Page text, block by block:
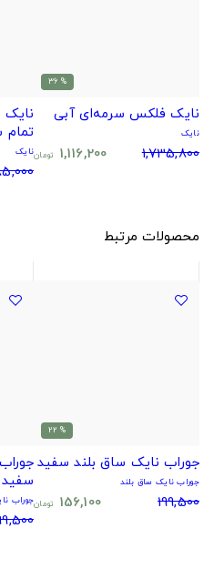
% 36
نایک فلکس سرمه‌ای آبی
نایک
1,735,800
1,116,200 توماننایک
محصولات مرتبط
% 22
جوراب نایک ساق بلند سفید
جوراب نایک ساق بلند
199,500
156,100 تومان
سفید
جوراب